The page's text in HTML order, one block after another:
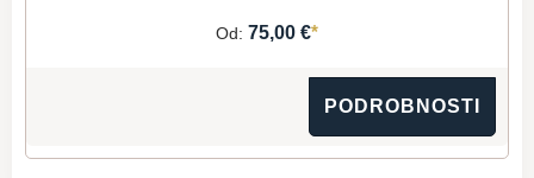
Od: 75,00 €*
PODROBNOSTI